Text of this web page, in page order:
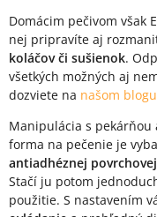
Domácim pečivom však
nej pripravíte aj
koláčov či sušienok.
všetkých možných aj
dozviete na našom blogu
Manipulácia s
forma na pečenie je
antiadhéznej
Stačí ju potom
použitie. S nastavením